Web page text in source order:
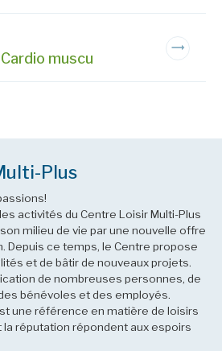
muscu
Plus
activités du Centre Loisir Multi-Plus
milieu de vie par une nouvelle offre
Depuis ce temps, le Centre propose
et de bâtir de nouveaux projets.
de nombreuses personnes, de
bénévoles et des employés.
une référence en matière de loisirs
réputation répondent aux espoirs